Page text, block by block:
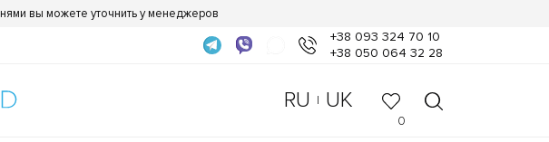
вы можете уточнить у менеджеров
+38 093 324 70 10
+38 050 064 32 28
RU | UK
0